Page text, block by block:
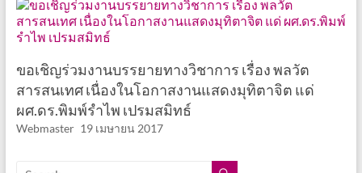
ขอเชิญร่วมงานบรรยายทางวิชาการ เรื่อง พลวัต
สารสนเทศ เนื่องในโอกาสงานแสดงมุทิตาจิต แด่
ผศ.ดร.พิมพ์รำไพ เปรมสมิทธ์
Webmaster 19 เมษายน 2017